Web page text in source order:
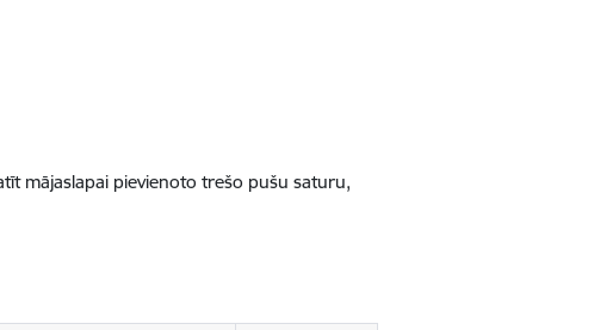
mājaslapai pievienoto trešo pušu saturu,